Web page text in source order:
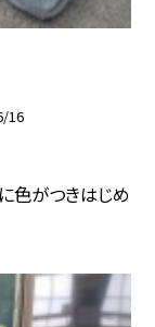
16
色がつきはじめ